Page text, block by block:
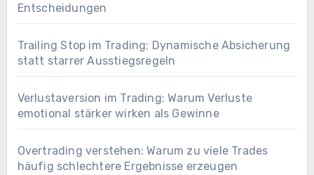
Entscheidungen
Trailing Stop im Trading: Dynamische Absicherung
statt starrer Ausstiegsregeln
Verlustaversion im Trading: Warum Verluste
emotional stärker wirken als Gewinne
Overtrading verstehen: Warum zu viele Trades
häufig schlechtere Ergebnisse erzeugen